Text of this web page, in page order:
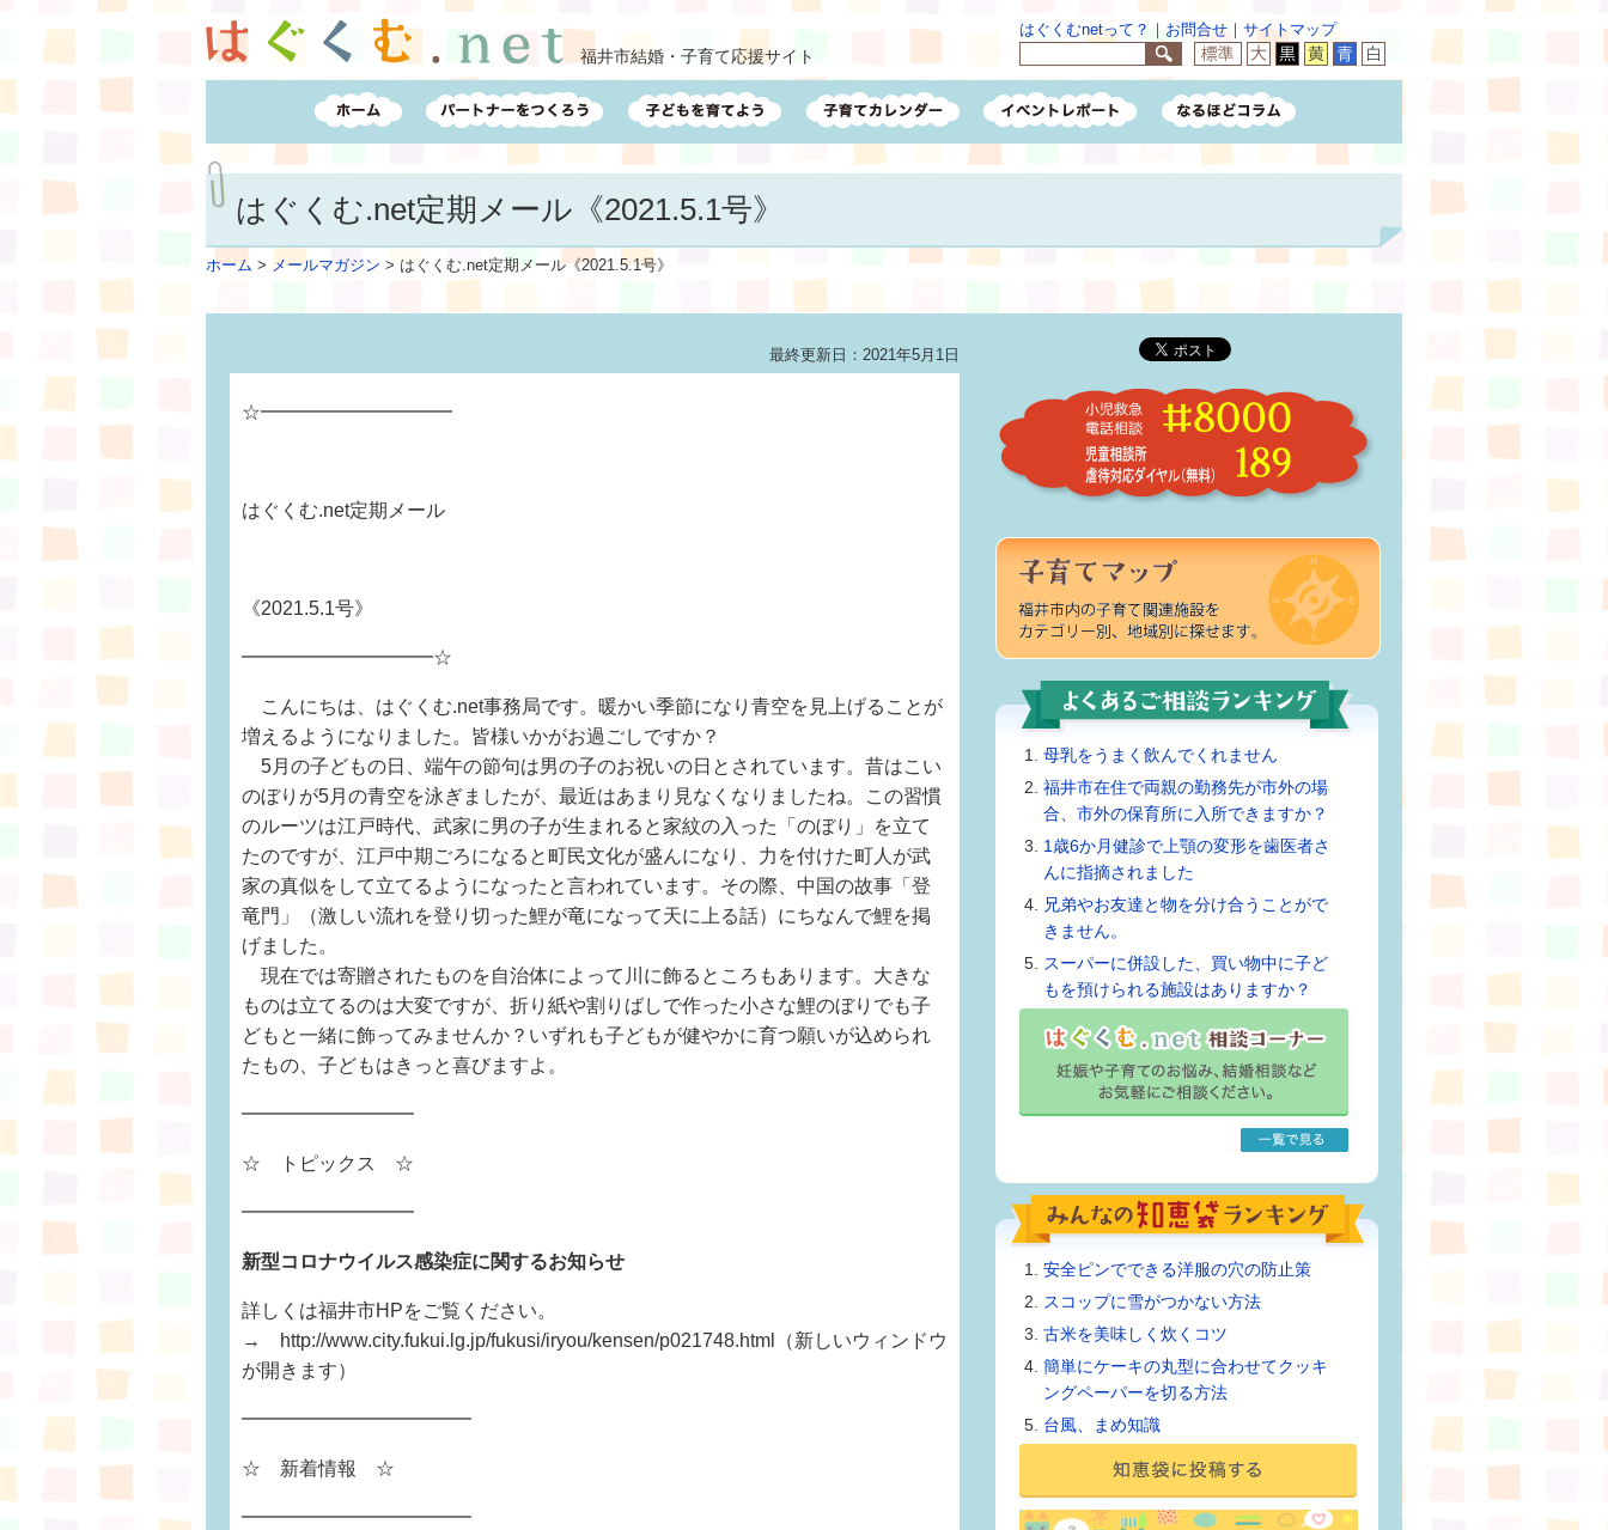
福井市結婚・子育て応援サイト
はぐくむnetって？ ｜ お問合せ ｜ サイトマップ
はぐくむ.net定期メール《2021.5.1号》
ホーム > メールマガジン > はぐくむ.net定期メール《2021.5.1号》
最終更新日：2021年5月1日
☆━━━━━━━━━━
はぐくむ.net定期メール
《2021.5.1号》
━━━━━━━━━━☆
こんにちは、はぐくむ.net事務局です。暖かい季節になり青空を見上げることが
増えるようになりました。皆様いかがお過ごしですか？
5月の子どもの日、端午の節句は男の子のお祝いの日とされています。昔はこい
のぼりが5月の青空を泳ぎましたが、最近はあまり見なくなりましたね。この習慣
のルーツは江戸時代、武家に男の子が生まれると家紋の入った「のぼり」を立て
たのですが、江戸中期ごろになると町民文化が盛んになり、力を付けた町人が武
家の真似をして立てるようになったと言われています。その際、中国の故事「登
竜門」（激しい流れを登り切った鯉が竜になって天に上る話）にちなんで鯉を掲
げました。
現在では寄贈されたものを自治体によって川に飾るところもあります。大きな
ものは立てるのは大変ですが、折り紙や割りばしで作った小さな鯉のぼりでも子
どもと一緒に飾ってみませんか？いずれも子どもが健やかに育つ願いが込められ
たもの、子どもはきっと喜びますよ。
━━━━━━━━━
☆ トピックス ☆
━━━━━━━━━
新型コロナウイルス感染症に関するお知らせ
詳しくは福井市HPをご覧ください。
→ http://www.city.fukui.lg.jp/fukusi/iryou/kensen/p021748.html（新しいウィンドウ
が開きます）
━━━━━━━━━━━━
☆ 新着情報 ☆
━━━━━━━━━━━━
母乳をうまく飲んでくれません
福井市在住で両親の勤務先が市外の場
合、市外の保育所に入所できますか？
1歳6か月健診で上顎の変形を歯医者さ
んに指摘されました
兄弟やお友達と物を分け合うことがで
きません。
スーパーに併設した、買い物中に子ど
もを預けられる施設はありますか？
安全ピンでできる洋服の穴の防止策
スコップに雪がつかない方法
古米を美味しく炊くコツ
簡単にケーキの丸型に合わせてクッキ
ングペーパーを切る方法
台風、まめ知識